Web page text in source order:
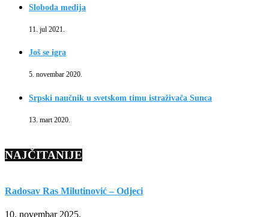
Sloboda medija
11. jul 2021.
Još se igra
5. novembar 2020.
Srpski naučnik u svetskom timu istraživača Sunca
13. mart 2020.
NAJČITANIJE
Radosav Ras Milutinović – Odjeci
10. novembar 2025.